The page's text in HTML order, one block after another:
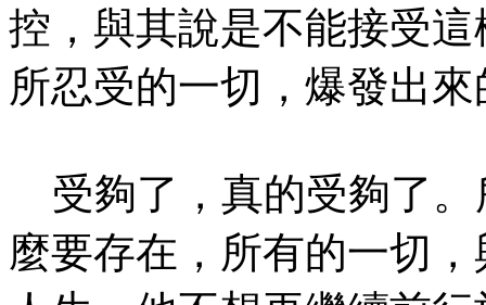
控，與其說是不能接受
所忍受的一切，爆發出
受夠了，真的受夠了。
麼要存在，所有的一切